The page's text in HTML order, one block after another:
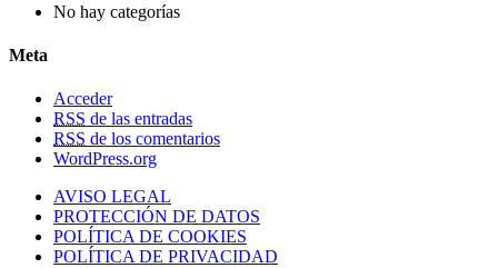
No hay categorías
Meta
Acceder
RSS de las entradas
RSS de los comentarios
WordPress.org
AVISO LEGAL
PROTECCIÓN DE DATOS
POLÍTICA DE COOKIES
POLÍTICA DE PRIVACIDAD